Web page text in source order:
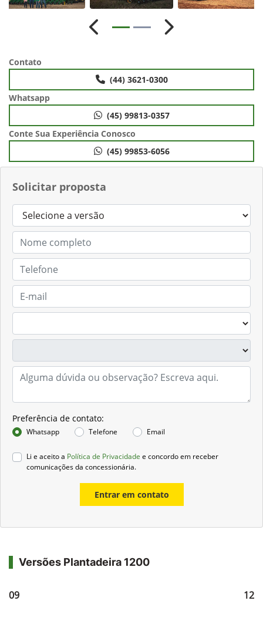
Solicitar proposta
Preferência de contato:
Whatsapp Telefone Email
Li e aceito a Política de Privacidade e concordo em receber
comunicações da concessionária.
Entrar em contato
Anterior Próximo
Contato
(44) 3621-0300
Whatsapp
(45) 99813-0357
Conte Sua Experiência Conosco
(45) 99853-6056
Versões Plantadeira 1200